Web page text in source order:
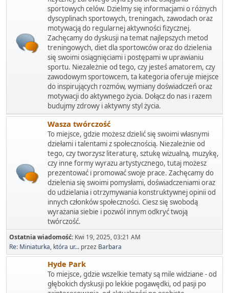
sportowych celów. Dzielmy się informacjami o różnych
dyscyplinach sportowych, treningach, zawodach oraz
motywacją do regularnej aktywności fizycznej.
Zachęcamy do dyskusji na temat najlepszych metod
treningowych, diet dla sportowców oraz do dzielenia
się swoimi osiągnięciami i postępami w uprawianiu
sportu. Niezależnie od tego, czy jesteś amatorem, czy
zawodowym sportowcem, ta kategoria oferuje miejsce
do inspirujących rozmów, wymiany doświadczeń oraz
motywacji do aktywnego życia. Dołącz do nas i razem
budujmy zdrowy i aktywny styl życia.
Wasza twórczość
To miejsce, gdzie możesz dzielić się swoimi własnymi
dziełami i talentami z społecznością. Niezależnie od
tego, czy tworzysz literaturę, sztukę wizualną, muzykę,
czy inne formy wyrazu artystycznego, tutaj możesz
prezentować i promować swoje prace. Zachęcamy do
dzielenia się swoimi pomysłami, doświadczeniami oraz
do udzielania i otrzymywania konstruktywnej opinii od
innych członków społeczności. Ciesz się swobodą
wyrażania siebie i pozwól innym odkryć twoją
twórczość.
Ostatnia wiadomość: Kwi 19, 2025, 03:21 AM
Re: Miniaturka, która ur... przez Barbara
Hyde Park
To miejsce, gdzie wszelkie tematy są mile widziane - od
głębokich dyskusji po lekkie pogawędki, od pasji po